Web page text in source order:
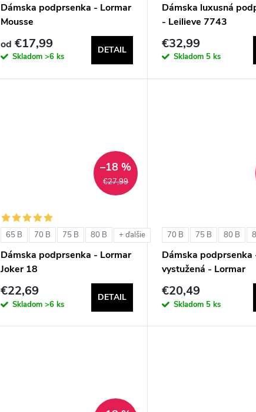
Dámska podprsenka - Lormar
Mousse
od €17,99
Skladom >6 ks
DETAIL
Dámska luxusná
- Leilieve 7743
€32,99
Skladom 5 ks
€27,99
–18 %
65 B 70 B 75 B 80 B + ďalšie
Dámska podprsenka - Lormar
Joker 18
€22,69
Skladom >6 ks
DETAIL
70 B 75 B 80 B
Dámska podprsenka
vystužená - Lormar
ExtraOrdinary
€20,49
Skladom 5 ks